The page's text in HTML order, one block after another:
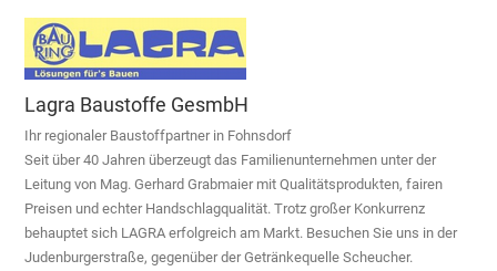
Lagra Baustoffe GesmbH
Ihr regionaler Baustoffpartner in Fohnsdorf
Seit über 40 Jahren überzeugt das Familienunternehmen unter der
Leitung von Mag. Gerhard Grabmaier mit Qualitätsprodukten, fairen
Preisen und echter Handschlagqualität. Trotz großer Konkurrenz
behauptet sich LAGRA erfolgreich am Markt. Besuchen Sie uns in der
Judenburgerstraße, gegenüber der Getränkequelle Scheucher.